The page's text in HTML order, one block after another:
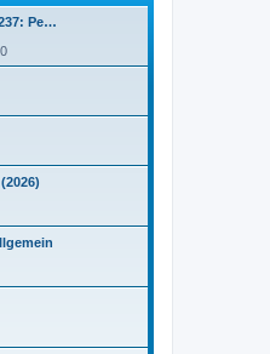
Pe…